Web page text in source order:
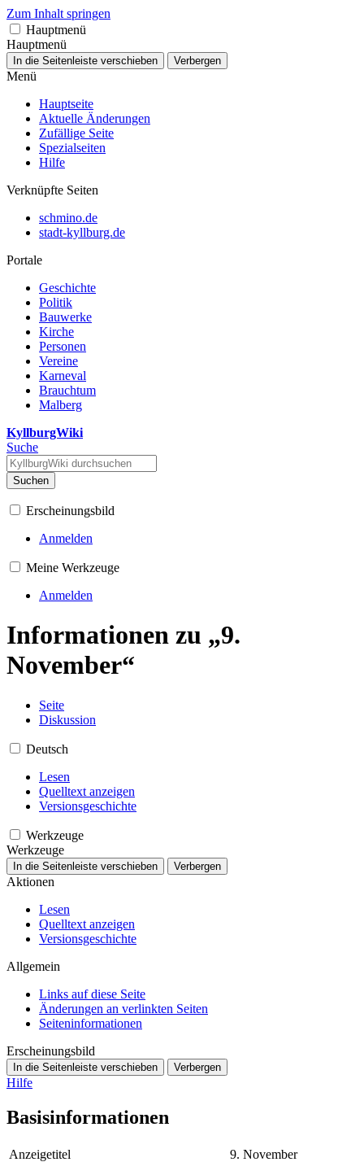
Zum Inhalt springen
Hauptmenü
Hauptmenü
In die Seitenleiste verschieben Verbergen
Menü
Hauptseite
Aktuelle Änderungen
Zufällige Seite
Spezialseiten
Hilfe
Verknüpfte Seiten
schmino.de
stadt-kyllburg.de
Portale
Geschichte
Politik
Bauwerke
Kirche
Personen
Vereine
Karneval
Brauchtum
Malberg
KyllburgWiki
Suche
Suchen
Erscheinungsbild
Anmelden
Meine Werkzeuge
Anmelden
Informationen zu „9.
November“
Seite
Diskussion
Deutsch
Lesen
Quelltext anzeigen
Versionsgeschichte
Werkzeuge
Werkzeuge
In die Seitenleiste verschieben Verbergen
Aktionen
Lesen
Quelltext anzeigen
Versionsgeschichte
Allgemein
Links auf diese Seite
Änderungen an verlinkten Seiten
Seiten­­informationen
Erscheinungsbild
In die Seitenleiste verschieben Verbergen
Hilfe
Basisinformationen
Anzeigetitel
9. November